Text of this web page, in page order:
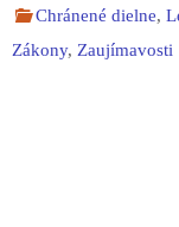
Chránené dielne,
Zákony, Zaujímavosti